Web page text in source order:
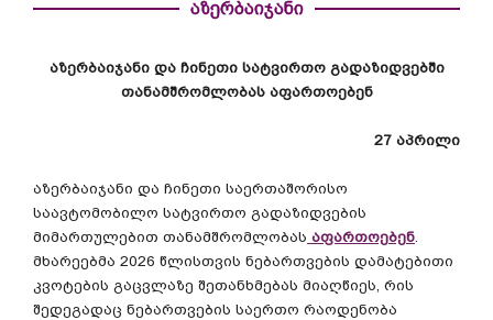
აზერბაიჯანი
აზერბაიჯანი და ჩინეთი სატვირთო გადაზიდვებში
თანამშრომლობას აფართოებენ
27 აპრილი
აზერბაიჯანი და ჩინეთი საერთაშორისო
საავტომობილო სატვირთო გადაზიდვების
მიმართულებით თანამშრომლობას აფართოებენ.
მხარეებმა 2026 წლისთვის ნებართვების დამატებითი
კვოტების გაცვლაზე შეთანხმებას მიაღწიეს, რის
შედეგადაც ნებართვების საერთო რაოდენობა